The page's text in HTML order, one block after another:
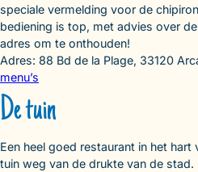
speciale vermelding voor de
bediening is top, met advies over
adres om te onthouden!
Adres: 88 Bd de la Plage, 33120
menu’s
De tuin
Een heel goed restaurant in het hart
tuin weg van de drukte van de